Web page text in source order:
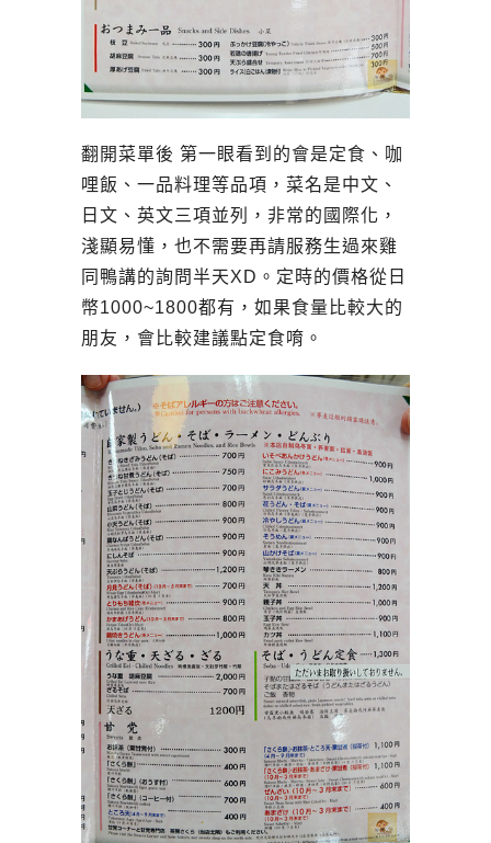
翻開菜單後 第一眼看到的會是定食、咖
哩飯、一品料理等品項，菜名是中文、
日文、英文三項並列，非常的國際化，
淺顯易懂，也不需要再請服務生過來雞
同鴨講的詢問半天XD。定時的價格從日
幣1000~1800都有，如果食量比較大的
朋友，會比較建議點定食唷。